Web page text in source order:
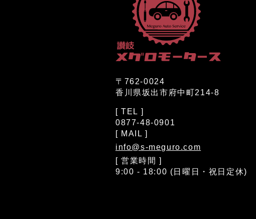
〒762-0024
香川県坂出市府中町214-8
[ TEL ]
0877-48-0901
[ MAIL ]
info@s-meguro.com
[ 営業時間 ]
9:00 - 18:00 (日曜日・祝日定休)